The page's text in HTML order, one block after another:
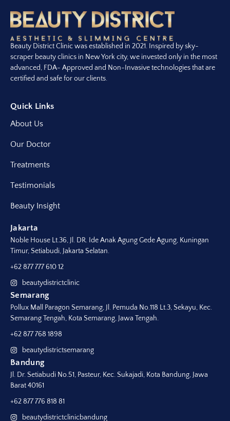
Beauty District Clinic was established in 2021. Inspired by sky-
scraper beauty clinics in New York city, we invested only in the most
advanced, FDA- Approved and Non-Invasive technologies that are
certified and safe for our clients.
Quick Links
About Us
Our Doctor
Treatments
Testimonials
Beauty Insight
Jakarta
Noble House Lt.36, Jl. DR. Ide Anak Agung Gede Agung, Kuningan
Timur, Setiabudi, Jakarta Selatan.
+62 877 777 610 12
beautydistrictclinic
Semarang
Pollux Mall Paragon Semarang, Jl. Pemuda No.118 Lt.3, Sekayu, Kec.
Semarang Tengah, Kota Semarang, Jawa Tengah.
+62 877 768 1898
beautydistrictsemarang
Bandung
Jl. Dr. Setiabudi No.51, Pasteur, Kec. Sukajadi, Kota Bandung, Jawa
Barat 40161
+62 877 776 818 81
beautydistrictclinicbandung